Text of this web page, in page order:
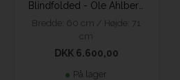
Bredde: 60 cm / Højde: 71
cm
DKK 6.600,00
På lager